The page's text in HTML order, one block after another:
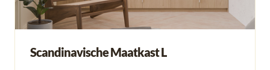
Scandinavische Maatkast L